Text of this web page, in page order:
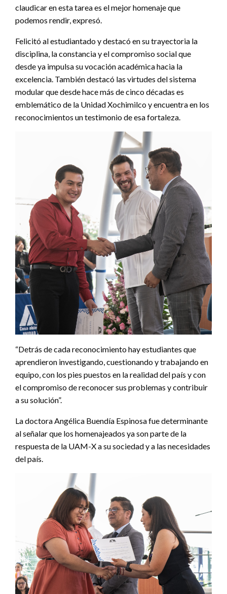
claudicar en esta tarea es el mejor homenaje que
podemos rendir, expresó.
Felicitó al estudiantado y destacó en su trayectoria la
disciplina, la constancia y el compromiso social que
desde ya impulsa su vocación académica hacia la
excelencia. También destacó las virtudes del sistema
modular que desde hace más de cinco décadas es
emblemático de la Unidad Xochimilco y encuentra en los
reconocimientos un testimonio de esa fortaleza.
“Detrás de cada reconocimiento hay estudiantes que
aprendieron investigando, cuestionando y trabajando en
equipo, con los pies puestos en la realidad del país y con
el compromiso de reconocer sus problemas y contribuir
a su solución”.
La doctora Angélica Buendía Espinosa fue determinante
al señalar que los homenajeados ya son parte de la
respuesta de la UAM-X a su sociedad y a las necesidades
del país.